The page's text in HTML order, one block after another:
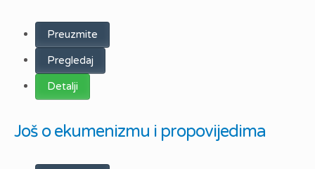
Preuzmite
Pregledaj
Detalji
Još o ekumenizmu i propovijedima